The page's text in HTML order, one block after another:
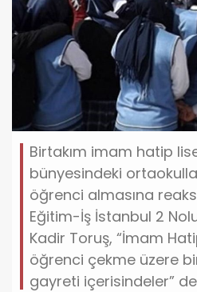
Birtakım imam hatip
bünyesindeki
öğrenci almasına
Eğitim-İş İstanbul 2
Kadir Toruş, “İmam
öğrenci çekme üzere
gayreti içerisindeler”